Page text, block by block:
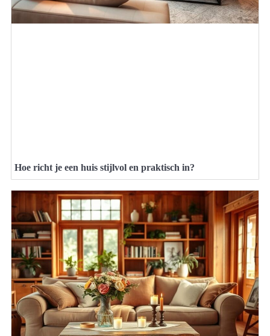
Hoe richt je een huis stijlvol en praktisch in?